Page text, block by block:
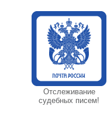
Отслеживание
судебных писем!